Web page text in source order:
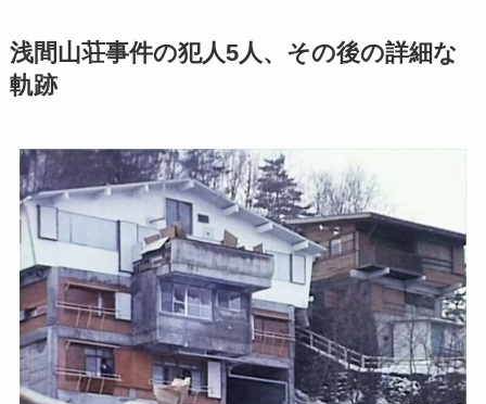
浅間山荘事件の犯人5人、その後の詳細な
軌跡